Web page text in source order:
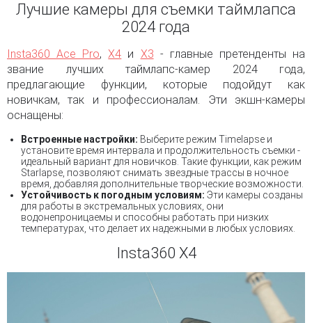
Лучшие камеры для съемки таймлапса
2024 года
Insta360 Ace Pro,X4 и X3 - главные претенденты на
звание лучших таймлапс-камер 2024 года,
предлагающие функции, которые подойдут как
новичкам, так и профессионалам. Эти экшн-камеры
оснащены:
Встроенные настройки: Выберите режим Timelapse и
установите время интервала и продолжительность съемки -
идеальный вариант для новичков. Такие функции, как режим
Starlapse, позволяют снимать звездные трассы в ночное
время, добавляя дополнительные творческие возможности.
Устойчивость к погодным условиям: Эти камеры созданы
для работы в экстремальных условиях, они
водонепроницаемы и способны работать при низких
температурах, что делает их надежными в любых условиях.
Insta360 X4